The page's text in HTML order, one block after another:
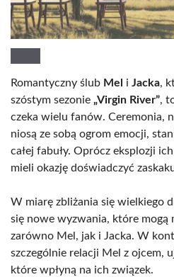
Romantyczny ślub Mel i Jacka,
szóstym sezonie „Virgin River”,
czeka wielu fanów. Ceremonia,
niosą ze sobą ogrom emocji,
całej fabuły. Oprócz eksplozji
mieli okazję doświadczyć
W miarę zbliżania się wielkiego
się nowe wyzwania, które mogą
zarówno Mel, jak i Jacka. W
szczególnie relacji Mel z ojcem,
które wpłyną na ich związek.